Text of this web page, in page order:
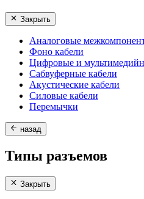
Закрыть
Аналоговые
Фоно кабели
Цифровые и
Сабвуферные кабели
Акустические кабели
Силовые кабели
Перемычки
назад
Типы разъемов
Закрыть